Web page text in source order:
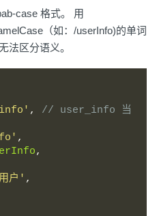
case 格式。 用
（如：/userInfo)的单词
法区分语义。
,
// user_info 当
,
,
户' ,